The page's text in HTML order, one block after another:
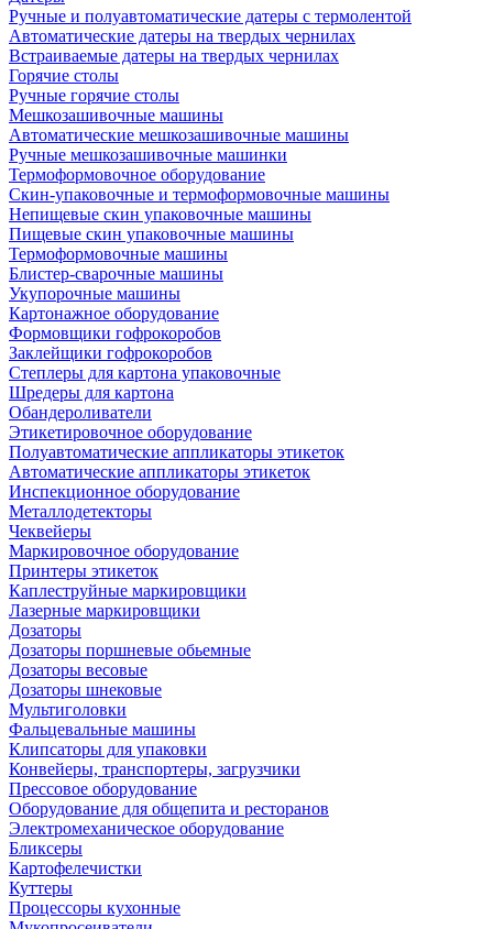
Ручные и полуавтоматические датеры с термолентой
Автоматические датеры на твердых чернилах
Встраиваемые датеры на твердых чернилах
Горячие столы
Ручные горячие столы
Мешкозашивочные машины
Автоматические мешкозашивочные машины
Ручные мешкозашивочные машинки
Термоформовочное оборудование
Скин-упаковочные и термоформовочные машины
Непищевые скин упаковочные машины
Пищевые скин упаковочные машины
Термоформовочные машины
Блистер-сварочные машины
Укупорочные машины
Картонажное оборудование
Формовщики гофрокоробов
Заклейщики гофрокоробов
Степлеры для картона упаковочные
Шредеры для картона
Обандероливатели
Этикетировочное оборудование
Полуавтоматические аппликаторы этикеток
Автоматические аппликаторы этикеток
Инспекционное оборудование
Металлодетекторы
Чеквейеры
Маркировочное оборудование
Принтеры этикеток
Каплеструйные маркировщики
Лазерные маркировщики
Дозаторы
Дозаторы поршневые обьемные
Дозаторы весовые
Дозаторы шнековые
Мультиголовки
Фальцевальные машины
Клипсаторы для упаковки
Конвейеры, транспортеры, загрузчики
Прессовое оборудование
Оборудование для общепита и ресторанов
Электромеханическое оборудование
Бликсеры
Картофелечистки
Куттеры
Процессоры кухонные